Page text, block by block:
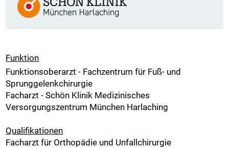
Funktion
Funktionsoberarzt - Fachzentrum für Fuß- und
Sprunggelenkchirurgie
Facharzt - Schön Klinik Medizinisches
Versorgungszentrum München Harlaching
Qualifikationen
Facharzt für Orthopädie und Unfallchirurgie